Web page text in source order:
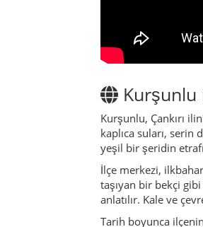
beldeler, köyler ve
büyük şehirlerde
hareketlenir.
Kurşunlu’nun
yumuşak tepeler ufku
yer alır; suyun
İlçenin en büyük
edilir. Modern oteller
yürüyüş yapmak,
Tarihsel olarak
bu vadilerden geçer,
ve elbette yaşlıların